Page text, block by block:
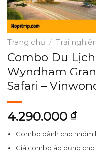
Trang chủ / Trải
Combo Du
Wyndham
Safari –
4.290.000 ₫
Combo dành cho nhóm
Giá combo áp dụng cho